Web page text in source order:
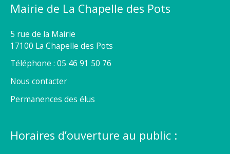
Mairie de La Chapelle des Pots
5 rue de la Mairie
17100 La Chapelle des Pots
Téléphone : 05 46 91 50 76
Nous contacter
Permanences des élus
Horaires d’ouverture au public :